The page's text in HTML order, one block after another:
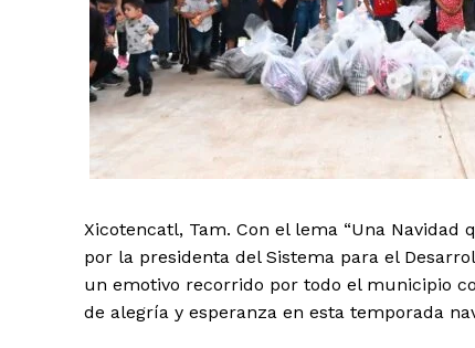
Xicotencatl, Tam. Con el lema “Una Navidad
por la presidenta del Sistema para el
un emotivo recorrido por todo el municipio
de alegría y esperanza en esta temporada